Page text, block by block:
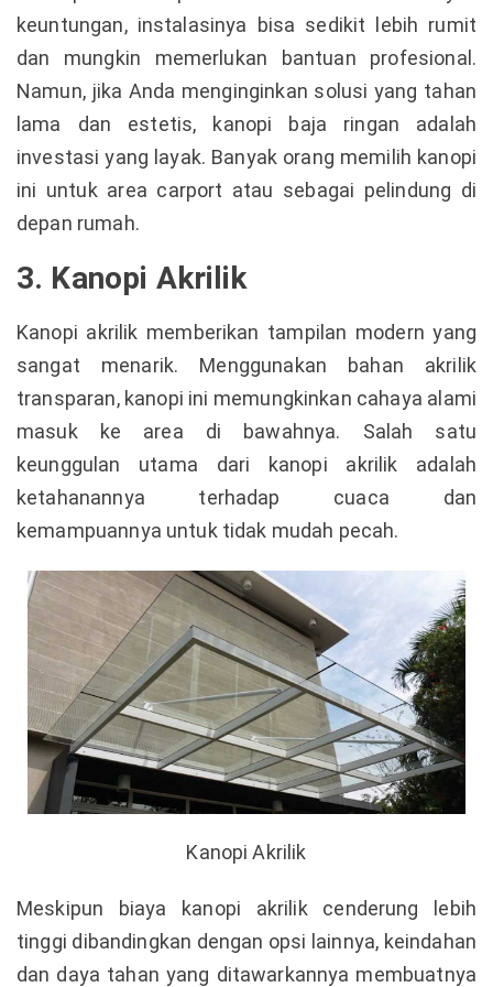
keuntungan, instalasinya bisa sedikit lebih rumit
dan mungkin memerlukan bantuan profesional.
Namun, jika Anda menginginkan solusi yang tahan
lama dan estetis, kanopi baja ringan adalah
investasi yang layak. Banyak orang memilih kanopi
ini untuk area carport atau sebagai pelindung di
depan rumah.
3. Kanopi Akrilik
Kanopi akrilik memberikan tampilan modern yang
sangat menarik. Menggunakan bahan akrilik
transparan, kanopi ini memungkinkan cahaya alami
masuk ke area di bawahnya. Salah satu
keunggulan utama dari kanopi akrilik adalah
ketahanannya terhadap cuaca dan
kemampuannya untuk tidak mudah pecah.
Kanopi Akrilik
Meskipun biaya kanopi akrilik cenderung lebih
tinggi dibandingkan dengan opsi lainnya, keindahan
dan daya tahan yang ditawarkannya membuatnya